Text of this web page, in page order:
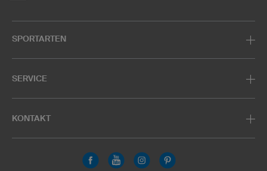
SPORTARTEN
SERVICE
KONTAKT